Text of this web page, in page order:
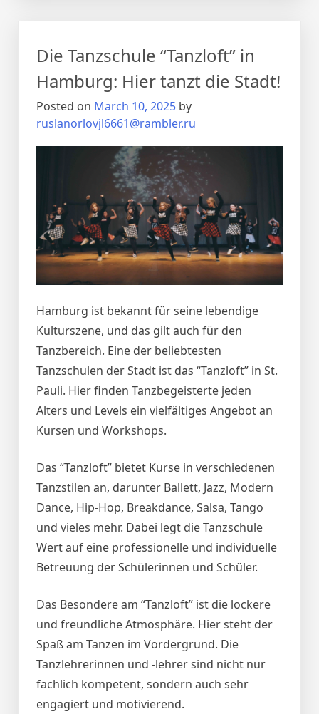
Die Tanzschule “Tanzloft” in
Hamburg: Hier tanzt die Stadt!
Posted on March 10, 2025 by
ruslanorlovjl6661@rambler.ru
Hamburg ist bekannt für seine lebendige
Kulturszene, und das gilt auch für den
Tanzbereich. Eine der beliebtesten
Tanzschulen der Stadt ist das “Tanzloft” in St.
Pauli. Hier finden Tanzbegeisterte jeden
Alters und Levels ein vielfältiges Angebot an
Kursen und Workshops.
Das “Tanzloft” bietet Kurse in verschiedenen
Tanzstilen an, darunter Ballett, Jazz, Modern
Dance, Hip-Hop, Breakdance, Salsa, Tango
und vieles mehr. Dabei legt die Tanzschule
Wert auf eine professionelle und individuelle
Betreuung der Schülerinnen und Schüler.
Das Besondere am “Tanzloft” ist die lockere
und freundliche Atmosphäre. Hier steht der
Spaß am Tanzen im Vordergrund. Die
Tanzlehrerinnen und -lehrer sind nicht nur
fachlich kompetent, sondern auch sehr
engagiert und motivierend.